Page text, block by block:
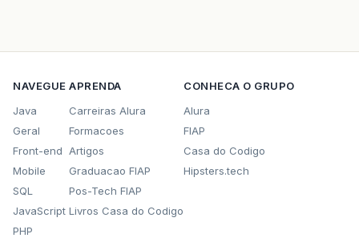
NAVEGUE
Java
Geral
Front-end
Mobile
SQL
JavaScript
PHP
APRENDA
Carreiras Alura
Formacoes
Artigos
Graduacao FIAP
Pos-Tech FIAP
Livros Casa do Codigo
CONHECA O GRUPO
Alura
FIAP
Casa do Codigo
Hipsters.tech